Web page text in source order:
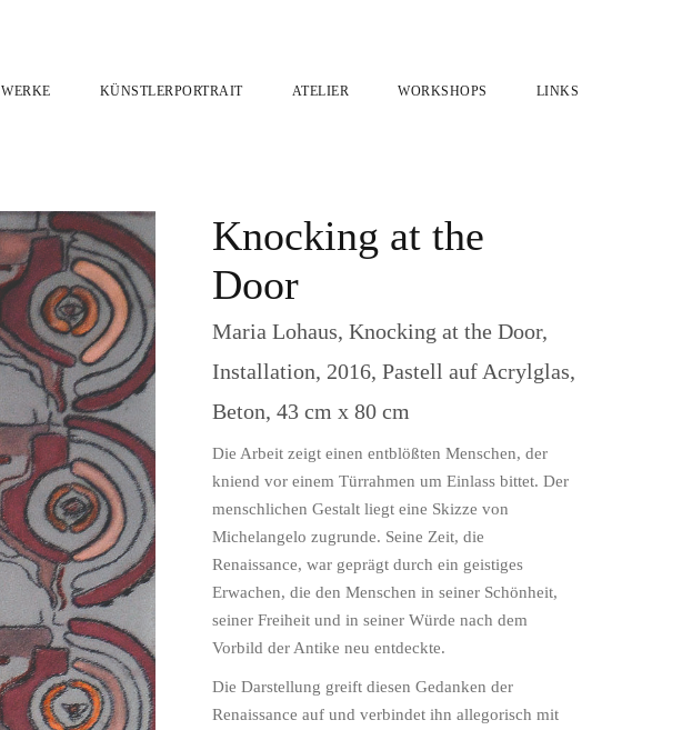
WERKE KÜNSTLERPORTRAIT ATELIER WORKSHOPS LINKS
Knocking at the
Door
Maria Lohaus, Knocking at the Door,
Installation, 2016, Pastell auf Acrylglas,
Beton, 43 cm x 80 cm
Die Arbeit zeigt einen entblößten Menschen, der
kniend vor einem Türrahmen um Einlass bittet. Der
menschlichen Gestalt liegt eine Skizze von
Michelangelo zugrunde. Seine Zeit, die
Renaissance, war geprägt durch ein geistiges
Erwachen, die den Menschen in seiner Schönheit,
seiner Freiheit und in seiner Würde nach dem
Vorbild der Antike neu entdeckte.
Die Darstellung greift diesen Gedanken der
Renaissance auf und verbindet ihn allegorisch mit